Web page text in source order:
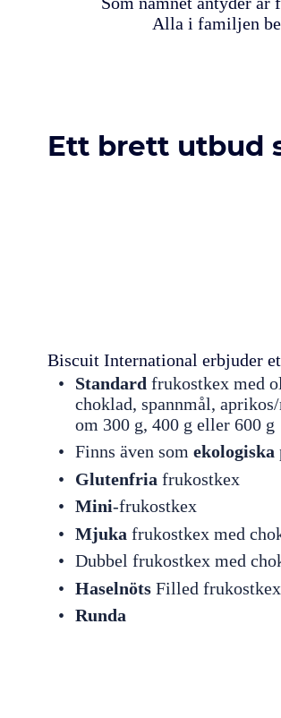
Alla i familjen
Ett brett utbud
Biscuit International erbjuder
Standard frukostkex med
choklad, spannmål,
om 300 g, 400 g eller 600 g
Finns även som ekologiska
Glutenfria frukostkex
Mini-frukostkex
Mjuka frukostkex med
Dubbel frukostkex med
HaselnötsFilled frukostkex
Runda